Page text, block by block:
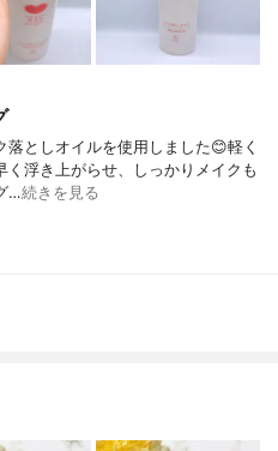
としオイルを使用しました😊軽く
浮き上がらせ、しっかりメイクも
…続きを見る